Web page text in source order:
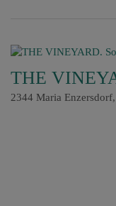
THE
2344 Maria Enzersdorf